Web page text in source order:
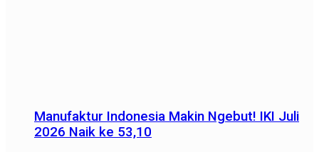
Manufaktur Indonesia Makin Ngebut! IKI Juli
2026 Naik ke 53,10